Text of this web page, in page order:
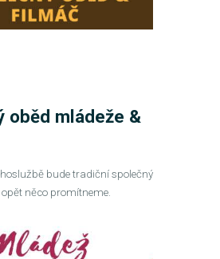
oběd mládeže &
bude tradiční společný
něco promítneme.